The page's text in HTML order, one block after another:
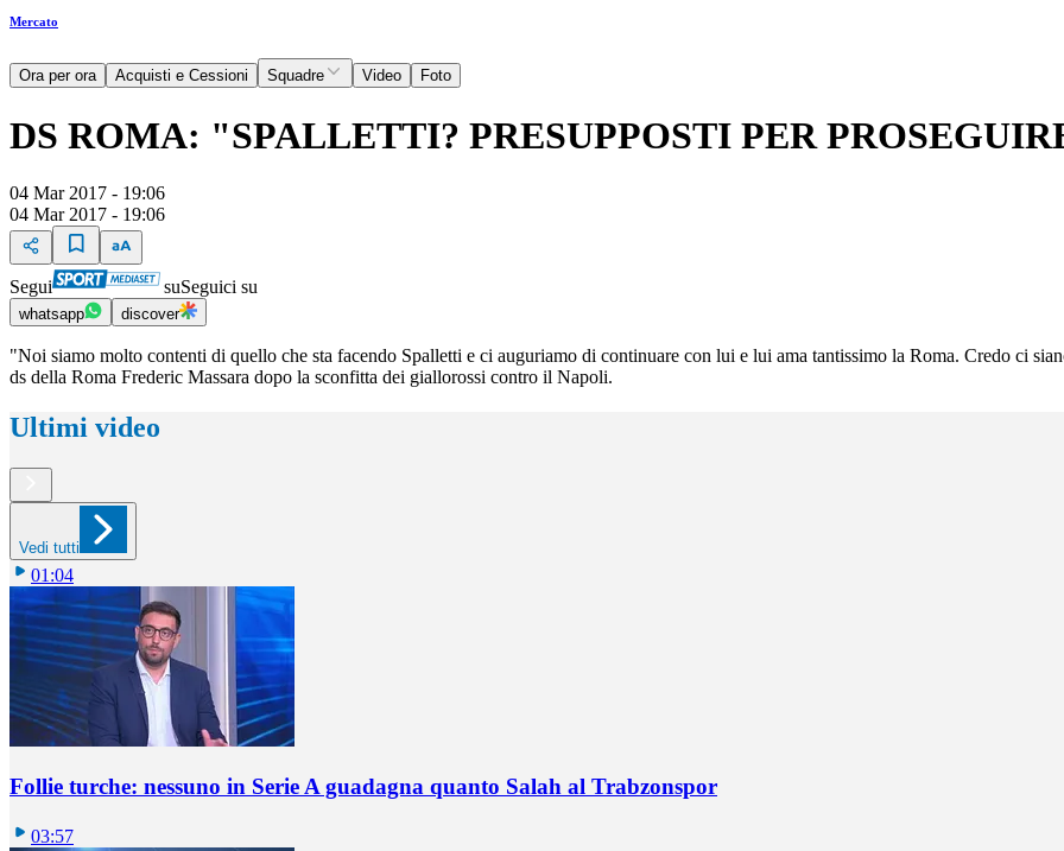
Mercato
Ora per ora Acquisti e Cessioni Squadre Video Foto
DS ROMA: "SPALLETTI? PRESUPPOSTI PER
04 Mar 2017 - 19:06
04 Mar 2017 - 19:06
Segui suSeguici su
whatsapp discover
"Noi siamo molto contenti di quello che sta facendo Spalletti e ci auguriamo di continuare con lui e lui ama tantissimo la Roma. Credo ci
ds della Roma Frederic Massara dopo la sconfitta dei giallorossi contro il Napoli.
Ultimi video
Vedi tutti
01:04
Follie turche: nessuno in Serie A guadagna quanto Salah al Trabzonspor
03:57